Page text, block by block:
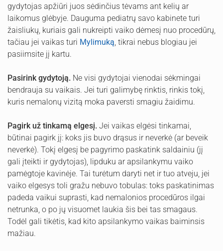
gydytojas apžiūri juos sėdinčius tėvams ant kelių ar
laikomus glėbyje. Dauguma pediatrų savo kabinete turi
žaisliukų, kuriais gali nukreipti vaiko dėmesį nuo procedūrų,
tačiau jei vaikas turi Mylimuką, tikrai nebus blogiau jei
pasiimsite jį kartu.
Pasirink gydytoją. Ne visi gydytojai vienodai sėkmingai
bendrauja su vaikais. Jei turi galimybę rinktis, rinkis tokį,
kuris nemalonų vizitą moka paversti smagiu žaidimu.
Pagirk už tinkamą elgesį. Jei vaikas elgėsi tinkamai,
būtinai pagirk jį: koks jis buvo drąsus ir neverkė (ar beveik
neverkė). Tokį elgesį be pagyrimo paskatink saldainiu (jį
gali įteikti ir gydytojas), lipduku ar apsilankymu vaiko
pamėgtoje kavinėje. Tai turėtum daryti net ir tuo atveju, jei
vaiko elgesys toli gražu nebuvo tobulas: toks paskatinimas
padeda vaikui suprasti, kad nemalonios procedūros ilgai
netrunka, o po jų visuomet laukia šis bei tas smagaus.
Todėl gali tikėtis, kad kito apsilankymo vaikas baiminsis
mažiau.